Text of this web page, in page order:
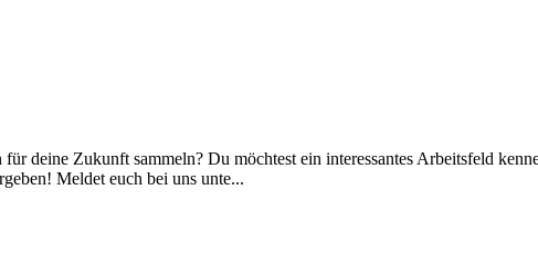
deine Zukunft sammeln? Du möchtest ein interessantes Arbeitsfeld
Meldet euch bei uns unte...